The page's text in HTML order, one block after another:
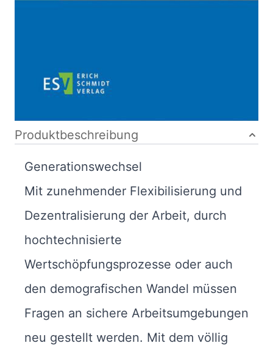
Produktbeschreibung
Generationswechsel
Mit zunehmender Flexibilisierung und
Dezentralisierung der Arbeit, durch
hochtechnisierte
Wertschöpfungsprozesse oder auch
den demografischen Wandel müssen
Fragen an sichere Arbeitsumgebungen
neu gestellt werden. Mit dem völlig